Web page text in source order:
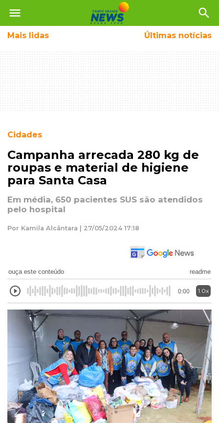
menu search
Mais lidas Últimas notícias
Cidades
Campanha arrecada 280 kg de
roupas e material de higiene
para Santa Casa
Em média, 650 pacientes SUS são atendidos
pelo hospital
Por Kamila Alcântara | 27/05/2024 17:18
ouça este conteúdo readme
0:00 1.0x